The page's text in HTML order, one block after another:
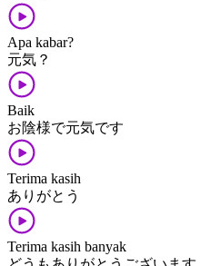
Apa kabar?
元気？
Baik
お陰様​で​元気​です
Terima kasih
ありがとう
Terima kasih banyak